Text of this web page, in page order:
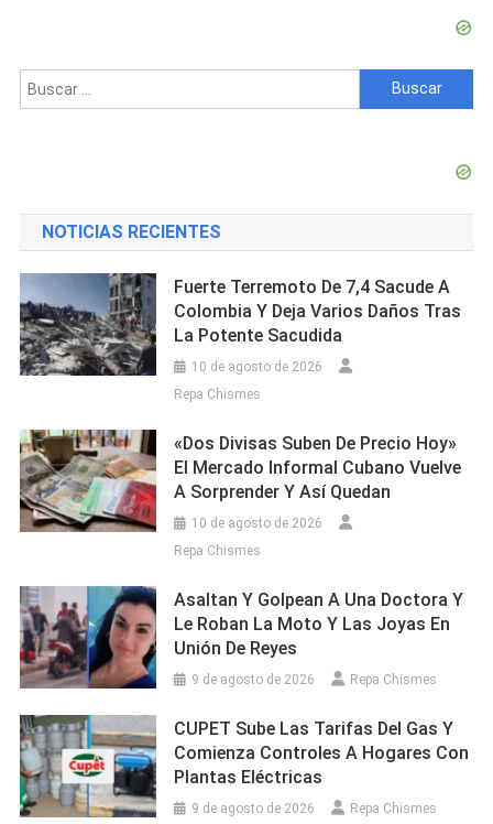
Buscar:
NOTICIAS RECIENTES
Fuerte Terremoto De 7,4 Sacude A
Colombia Y Deja Varios Daños Tras
La Potente Sacudida
10 de agosto de 2026
Repa Chismes
«Dos Divisas Suben De Precio Hoy»
El Mercado Informal Cubano Vuelve
A Sorprender Y Así Quedan
10 de agosto de 2026
Repa Chismes
Asaltan Y Golpean A Una Doctora Y
Le Roban La Moto Y Las Joyas En
Unión De Reyes
9 de agosto de 2026 Repa Chismes
CUPET Sube Las Tarifas Del Gas Y
Comienza Controles A Hogares Con
Plantas Eléctricas
9 de agosto de 2026 Repa Chismes